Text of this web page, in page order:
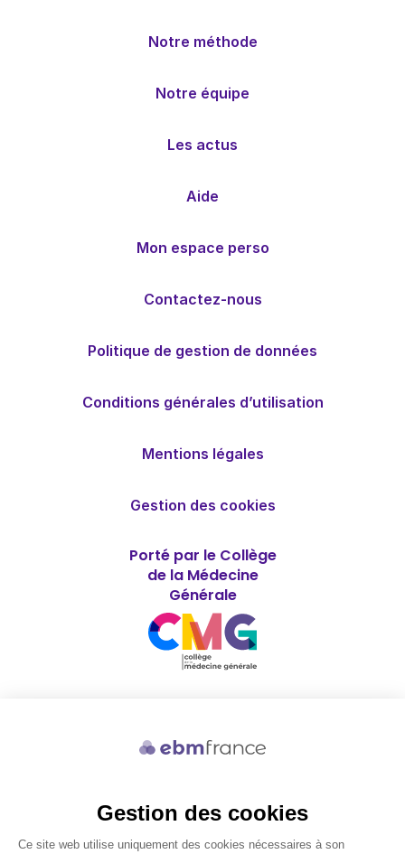
Notre méthode
Notre équipe
Les actus
Aide
Mon espace perso
Contactez-nous
Politique de gestion de données
Conditions générales d’utilisation
Mentions légales
Gestion des cookies
Porté par le Collège
de la Médecine
Générale